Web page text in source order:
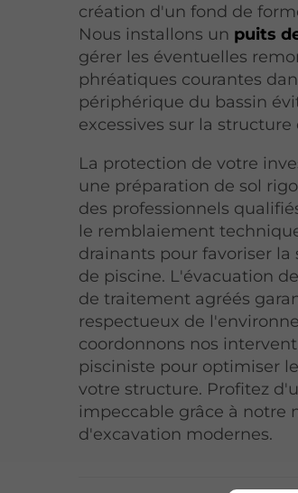
création d'un fond de
Nous installons un puits
gérer les éventuelles
phréatiques courantes
périphérique du bassin
excessives sur la
La protection de votre
une préparation de sol
des professionnels
le remblaiement
drainants pour favoriser
de piscine. L'évacuation
de traitement agréés
respectueux de
coordonnons nos
pisciniste pour optimiser
votre structure. Profitez
impeccable grâce à notre
d'excavation modernes.